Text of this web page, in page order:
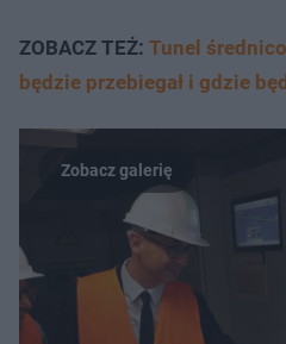
ZOBACZ TEŻ: Tunel
będzie przebiegał i gdzie